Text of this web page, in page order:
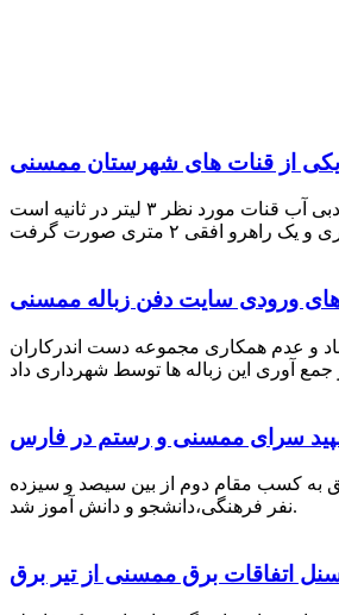
یکی از قنات های شهرستان ممسنی
احیای این قنات به گفته علیرضا ظهیر امامی رئیس کانون کارآفرینی فارس با بهره گیری از دانش و تجربه دکتر مرتضی تفتی پیشکسوت قنات های ایران انجام شد.دبی آب قنات مورد نظر ۳ لیتر در ثانیه است
های ورودی سایت دفن زباله ممسنی
و عدم همکاری مجموعه دست اندرکاران
سرای ممسنی و رستم در فارس
به کسب مقام دوم از بین سیصد و سیزده
نفر فرهنگی،دانشجو و دانش آموز شد.
اتفاقات برق ممسنی از تیر برق